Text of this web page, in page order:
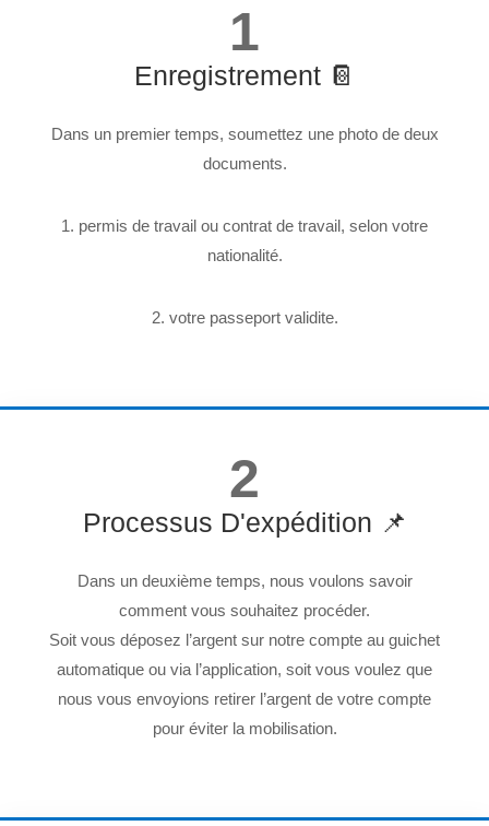
1
Enregistrement 📔
Dans un premier temps, soumettez une photo de deux
documents.
1. permis de travail ou contrat de travail, selon votre
nationalité.
2. votre passeport validite.
2
Processus D'expédition 📌
Dans un deuxième temps, nous voulons savoir
comment vous souhaitez procéder.
Soit vous déposez l’argent sur notre compte au guichet
automatique ou via l’application, soit vous voulez que
nous vous envoyions retirer l’argent de votre compte
pour éviter la mobilisation.